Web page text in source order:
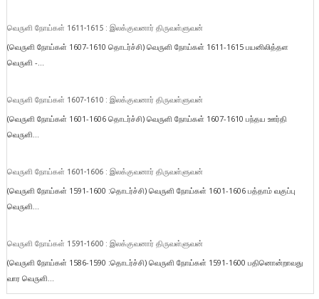
வெருளி நோய்கள் 1611-1615 : இலக்குவனார் திருவள்ளுவன்
(வெருளி நோய்கள் 1607-1610 தொடர்ச்சி) வெருளி நோய்கள் 1611-1615 பயனிலித்தள
வெருளி -...
வெருளி நோய்கள் 1607-1610 : இலக்குவனார் திருவள்ளுவன்
(வெருளி நோய்கள் 1601-1606 தொடர்ச்சி) வெருளி நோய்கள் 1607-1610 பந்தய ஊர்தி
வெருளி...
வெருளி நோய்கள் 1601-1606 : இலக்குவனார் திருவள்ளுவன்
(வெருளி நோய்கள் 1591-1600 :தொடர்ச்சி) வெருளி நோய்கள் 1601-1606 பத்தாம் வகுப்பு
வெருளி...
வெருளி நோய்கள் 1591-1600 : இலக்குவனார் திருவள்ளுவன்
(வெருளி நோய்கள் 1586-1590 :தொடர்ச்சி) வெருளி நோய்கள் 1591-1600 பதினொன்றாவது
வார வெருளி...